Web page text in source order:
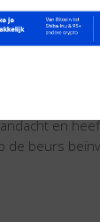
om zijn BI-
en
de beurs